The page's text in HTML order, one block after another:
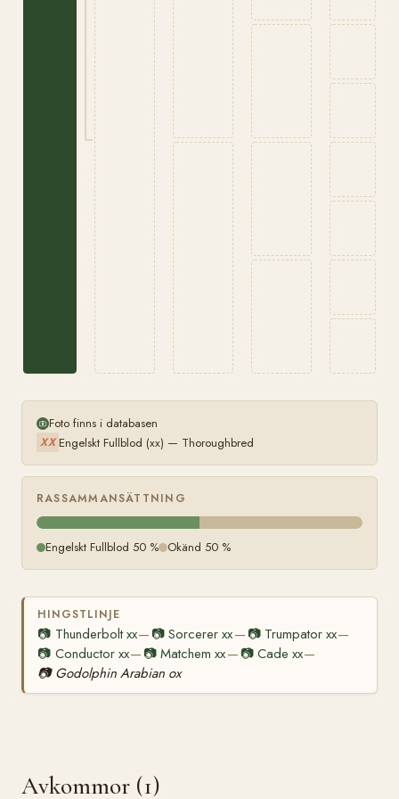
Foto finns i databasen
XX Engelskt Fullblod (xx) — Thoroughbred
RASSAMMANSÄTTNING
Engelskt Fullblod 50 % Okänd 50 %
HINGSTLINJE
📷 Thunderbolt xx— 📷Sorcerer xx— 📷 Trumpator xx—
📷 Conductor xx— 📷Matchem xx— 📷 Cade xx—
📷 Godolphin Arabian ox
Avkommor (1)